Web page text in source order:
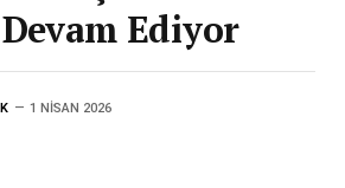
Ediyor
1 NISAN 2026